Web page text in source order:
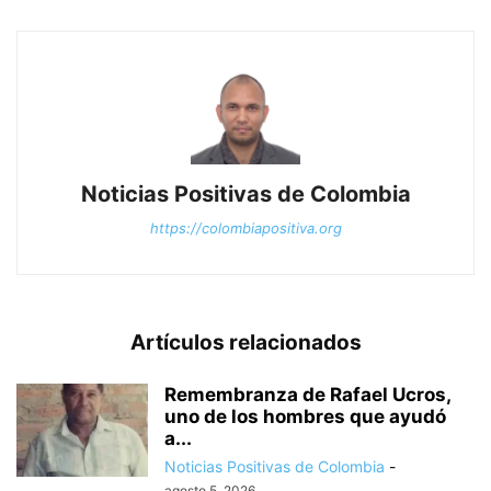
Noticias Positivas de Colombia
https://colombiapositiva.org
Artículos relacionados
Remembranza de Rafael Ucros,
uno de los hombres que ayudó
a...
Noticias Positivas de Colombia -